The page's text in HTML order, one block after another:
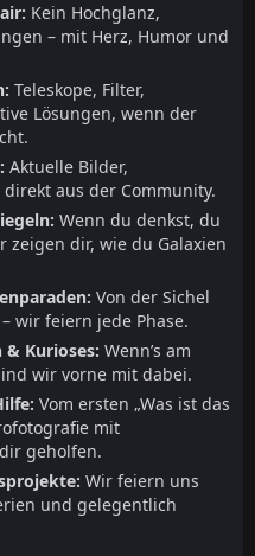
Kein Hochglanz,
– mit Herz, Humor und
Teleskope, Filter,
Lösungen, wenn der
Aktuelle Bilder,
aus der Community.
Wenn du denkst, du
zeigen dir, wie du Galaxien
Von der Sichel
wir feiern jede Phase.
Kurioses: Wenn’s am
wir vorne mit dabei.
Vom ersten „Was ist das
mit
geholfen.
Wir feiern uns
und gelegentlich